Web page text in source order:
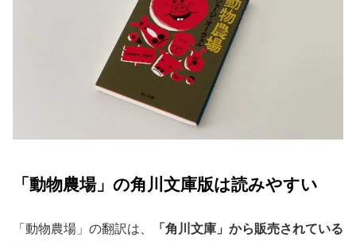
「動物農場」の角川文庫版は読みやすい
「動物農場」の翻訳は、
「角川文庫」から販売されている